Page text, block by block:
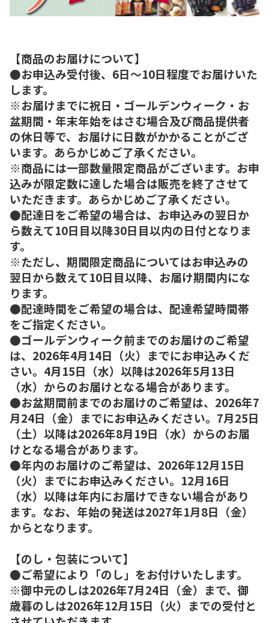
【商品のお届けについて】
●お申込み受付後、6日～10日程度でお届けいた
します。
※お届けまでに祝日・ゴールデンウィーク・お
盆期間・年末年始をはさむ場合及び商品提供者
の休日等で、お届けに日数がかかることがござ
います。あらかじめご了承ください。
※商品には一部数量限定商品がございます。お申
込みが限定数に達した場合は販売を終了させて
いただきます。あらかじめご了承ください。
●配達日をご希望の場合は、お申込みの翌日か
ら数えて10日目以降30日目以内の日付となりま
す。
※ただし、期間限定商品についてはお申込みの
翌日から数えて10日目以降、お届け期間内にな
ります。
●配達時間をご希望の場合は、配達希望時間帯
をご指定ください。
●ゴールデンウィーク前までのお届けのご希望
は、2026年4月14日（火）までにお申込みくだ
さい。4月15日（水）以降は2026年5月13日
（水）からのお届けとなる場合があります。
●お盆期間前までのお届けのご希望は、2026年7
月24日（金）までにお申込みください。7月25日
（土）以降は2026年8月19日（水）からのお届
けとなる場合があります。
●年内のお届けのご希望は、2026年12月15日
（火）までにお申込みください。12月16日
（水）以降は年内にお届けできない場合があり
ます。なお、年始の発送は2027年1月8日（金）
からとなります。
【のし・包装について】
●ご希望により「のし」をお付けいたします。
※御中元のしは2026年7月24日（金）まで、御
歳暮のしは2026年12月15日（火）までの受付と